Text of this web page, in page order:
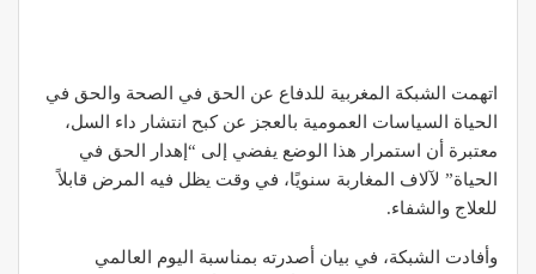
اتهمت الشبكة المغربية للدفاع عن الحق في الصحة والحق في
الحياة السياسات العمومية بالعجز عن كبح انتشار داء السل،
معتبرة أن استمرار هذا الوضع يفضي إلى “إهدار الحق في
الحياة” لآلاف المغاربة سنويًا، في وقت يظل فيه المرض قابلاً
للعلاج والشفاء.
وأفادت الشبكة، في بيان أصدرته بمناسبة اليوم العالمي